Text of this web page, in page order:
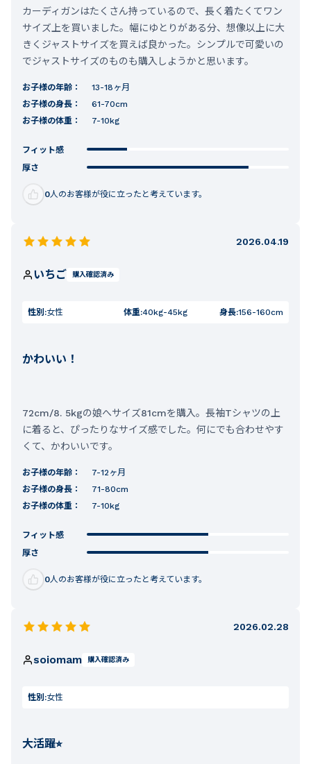
カーディガンはたくさん持っているので、長く着たくてワン
サイズ上を買いました。幅にゆとりがある分、想像以上に大
きくジャストサイズを買えば良かった。シンプルで可愛いの
でジャストサイズのものも購入しようかと思います。
お子様の年齢：
13-18ヶ月
お子様の身長：
61-70cm
お子様の体重：
7-10kg
フィット感
厚さ
0人のお客様が役に立ったと考えています。
2026.04.19
いちご 購入確認済み
性別:女性 体重:40kg-45kg 身長:156-160cm
かわいい！
72cm/8. 5kgの娘へサイズ81cmを購入。長袖Tシャツの上
に着ると、ぴったりなサイズ感でした。何にでも合わせやす
くて、かわいいです。
お子様の年齢：
7-12ヶ月
お子様の身長：
71-80cm
お子様の体重：
7-10kg
フィット感
厚さ
0人のお客様が役に立ったと考えています。
2026.02.28
soiomam 購入確認済み
性別:女性
大活躍⭐︎